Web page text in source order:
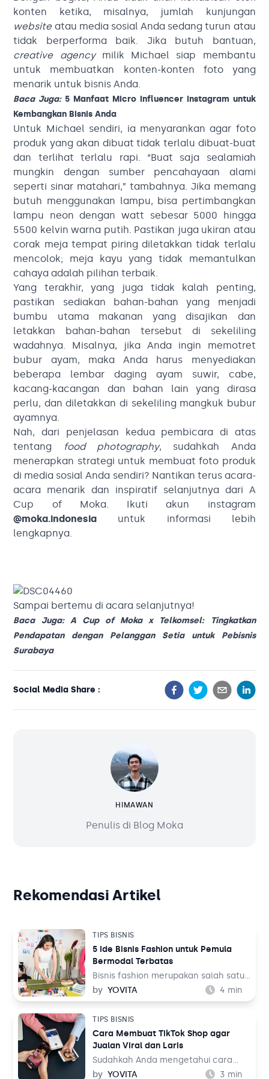
konten ketika, misalnya, jumlah kunjungan
websiteatau media sosial Anda sedang turun atau
tidak berperforma baik. Jika butuh bantuan,
creative agencymilik Michael siap membantu
untuk membuatkan konten-konten foto yang
menarik untuk bisnis Anda.
Baca Juga: 5 Manfaat Micro Influencer Instagram untuk
Kembangkan Bisnis Anda
Untuk Michael sendiri, ia menyarankan agar foto
produk yang akan dibuat tidak terlalu dibuat-buat
dan terlihat terlalu rapi. “Buat saja sealamiah
mungkin dengan sumber pencahayaan alami
seperti sinar matahari,” tambahnya. Jika memang
butuh menggunakan lampu, bisa pertimbangkan
lampu neon dengan watt sebesar 5000 hingga
5500 kelvin warna putih. Pastikan juga ukiran atau
corak meja tempat piring diletakkan tidak terlalu
mencolok; meja kayu yang tidak memantulkan
cahaya adalah pilihan terbaik.
Yang terakhir, yang juga tidak kalah penting,
pastikan sediakan bahan-bahan yang menjadi
bumbu utama makanan yang disajikan dan
letakkan bahan-bahan tersebut di sekeliling
wadahnya. Misalnya, jika Anda ingin memotret
bubur ayam, maka Anda harus menyediakan
beberapa lembar daging ayam suwir, cabe,
kacang-kacangan dan bahan lain yang dirasa
perlu, dan diletakkan di sekeliling mangkuk bubur
ayamnya.
Nah, dari penjelasan kedua pembicara di atas
tentang
food photography, sudahkah Anda
menerapkan strategi untuk membuat foto produk
di media sosial Anda sendiri? Nantikan terus acara-
acara menarik dan inspiratif selanjutnya dari A
Cup of Moka. Ikuti akun instagram
@moka.indonesia untuk informasi lebih
lengkapnya.
Sampai bertemu di acara selanjutnya!
Baca Juga: A Cup of Moka x Telkomsel: Tingkatkan
Pendapatan dengan Pelanggan Setia untuk Pebisnis
Surabaya
Social Media Share :
HIMAWAN
Penulis di Blog Moka
Rekomendasi Artikel
TIPS BISNIS
5 Ide Bisnis Fashion untuk Pemula
Bermodal Terbatas
Bisnis fashion merupakan salah satu
bisnis yang tak akan pernah mati.
Sebab, pada dasarnya setiap orang
kehidupan sehari-hari mereka, baik
untuk bekerja maupun aktivitas
lainnya. Tentu ini jadi peluang bisnis
yang menjanjikan dari waktu ke
waktu.
by YOVITA 4 min
TIPS BISNIS
Cara Membuat TikTok Shop agar
Jualan Viral dan Laris
Sudahkah Anda mengetahui cara
membuat TikTok Shop? TikTok
by YOVITA 3 min